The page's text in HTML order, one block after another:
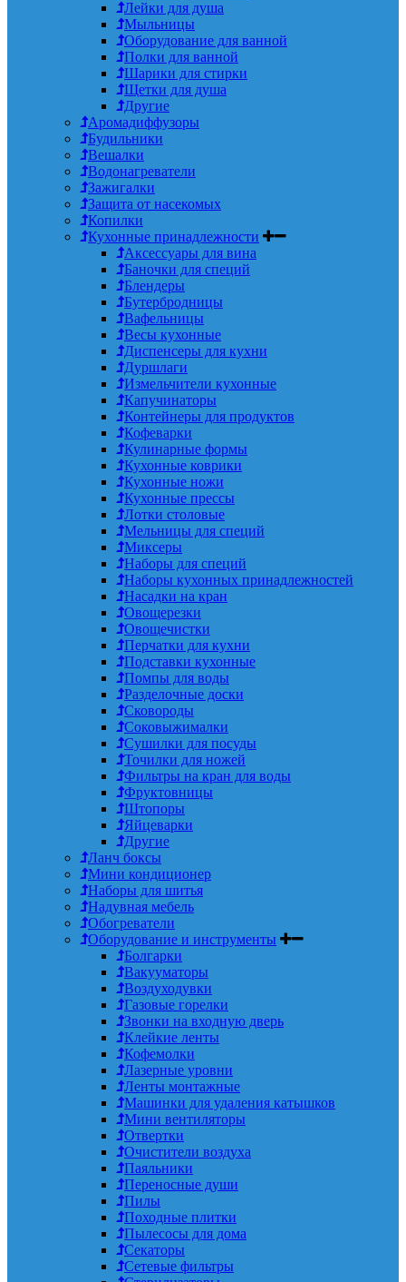
Лейки для душа
Мыльницы
Оборудование для ванной
Полки для ванной
Шарики для стирки
Щетки для душа
Другие
Аромадиффузоры
Будильники
Вешалки
Водонагреватели
Зажигалки
Защита от насекомых
Копилки
Кухонные принадлежности
Аксессуары для вина
Баночки для специй
Блендеры
Бутербродницы
Вафельницы
Весы кухонные
Диспенсеры для кухни
Дуршлаги
Измельчители кухонные
Капучинаторы
Контейнеры для продуктов
Кофеварки
Кулинарные формы
Кухонные коврики
Кухонные ножи
Кухонные прессы
Лотки столовые
Мельницы для специй
Миксеры
Наборы для специй
Наборы кухонных принадлежностей
Насадки на кран
Овощерезки
Овощечистки
Перчатки для кухни
Подставки кухонные
Помпы для воды
Разделочные доски
Сковороды
Соковыжималки
Сушилки для посуды
Точилки для ножей
Фильтры на кран для воды
Фруктовницы
Штопоры
Яйцеварки
Другие
Ланч боксы
Мини кондиционер
Наборы для шитья
Надувная мебель
Обогреватели
Оборудование и инструменты
Болгарки
Вакууматоры
Воздуходувки
Газовые горелки
Звонки на входную дверь
Клейкие ленты
Кофемолки
Лазерные уровни
Ленты монтажные
Машинки для удаления катышков
Мини вентиляторы
Отвертки
Очистители воздуха
Паяльники
Переносные души
Пилы
Походные плитки
Пылесосы для дома
Секаторы
Сетевые фильтры